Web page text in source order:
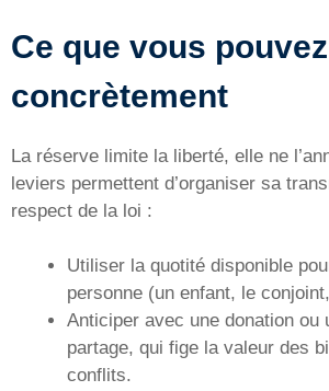
Ce que vous
concrètement
La réserve limite la liberté, elle ne
leviers permettent d’organiser sa
respect de la loi :
Utiliser la quotité disponible
personne (un enfant, le
Anticiper avec une donation ou
partage, qui fige la valeur des
conflits.